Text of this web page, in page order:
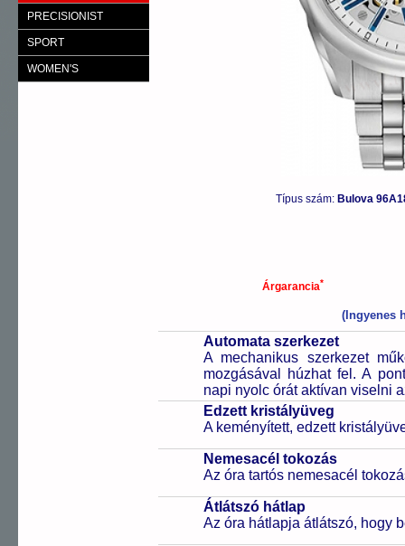
PRECISIONIST
SPORT
WOMEN'S
Típus szám: Bulova
Árgarancia*
(Ingyenes
Automata szerkezet
A mechanikus szerkezet
mozgásával húzhat fel. A
napi nyolc órát aktívan viselni
Edzett kristályüveg
A keményített, edzett
Nemesacél tokozás
Az óra tartós nemesacél
Átlátszó hátlap
Az óra hátlapja átlátszó, hogy